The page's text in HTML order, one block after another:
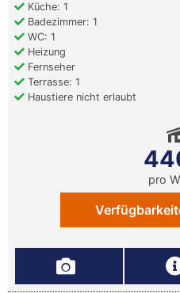
Küche: 1
Badezimmer: 1
WC: 1
Heizung
Fernseher
Terrasse: 1
Haustiere nicht erlaubt
pro